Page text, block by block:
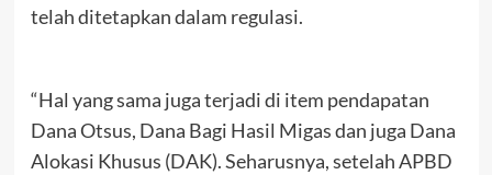
telah ditetapkan dalam regulasi.
“Hal yang sama juga terjadi di item pendapatan
Dana Otsus, Dana Bagi Hasil Migas dan juga Dana
Alokasi Khusus (DAK). Seharusnya, setelah APBD